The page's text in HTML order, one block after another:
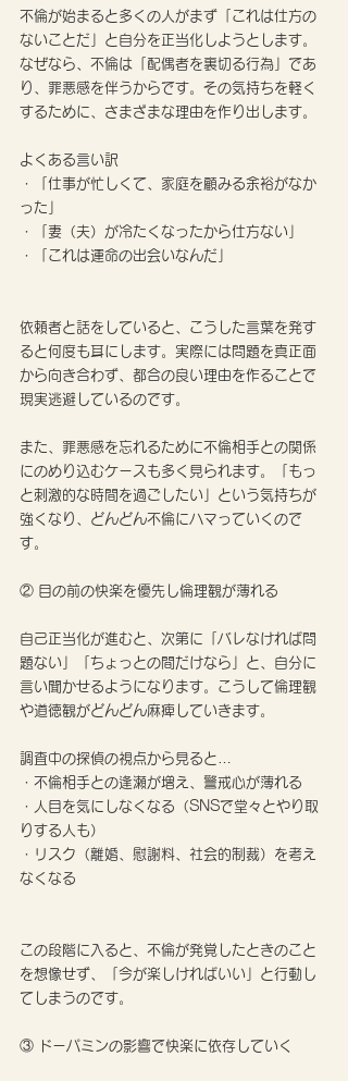
不倫が始まると多くの人がまず「これは仕方の
ないことだ」と自分を正当化しようとします。
なぜなら、不倫は「配偶者を裏切る行為」であ
り、罪悪感を伴うからです。その気持ちを軽く
するために、さまざまな理由を作り出します。
よくある言い訳
・「仕事が忙しくて、家庭を顧みる余裕がなか
った」
・「妻（夫）が冷たくなったから仕方ない」
・「これは運命の出会いなんだ」
依頼者と話をしていると、こうした言葉を発す
ると何度も耳にします。実際には問題を真正面
から向き合わず、都合の良い理由を作ることで
現実逃避しているのです。
また、罪悪感を忘れるために不倫相手との関係
にのめり込むケースも多く見られます。「もっ
と刺激的な時間を過ごしたい」という気持ちが
強くなり、どんどん不倫にハマっていくので
す。
② 目の前の快楽を優先し倫理観が薄れる
自己正当化が進むと、次第に「バレなければ問
題ない」「ちょっとの間だけなら」と、自分に
言い聞かせるようになります。こうして倫理観
や道徳観がどんどん麻痺していきます。
調査中の探偵の視点から見ると…
・不倫相手との逢瀬が増え、警戒心が薄れる
・人目を気にしなくなる（SNSで堂々とやり取
りする人も）
・リスク（離婚、慰謝料、社会的制裁）を考え
なくなる
この段階に入ると、不倫が発覚したときのこと
を想像せず、「今が楽しければいい」と行動し
てしまうのです。
③ ドーパミンの影響で快楽に依存していく